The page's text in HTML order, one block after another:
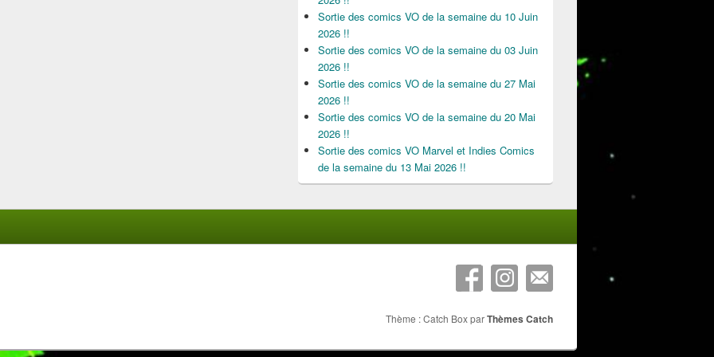
Sortie des comics VO de la semaine du 10 Juin
2026 !!
Sortie des comics VO de la semaine du 03 Juin
2026 !!
Sortie des comics VO de la semaine du 27 Mai
2026 !!
Sortie des comics VO de la semaine du 20 Mai
2026 !!
Sortie des comics VO Marvel et Indies Comics
de la semaine du 13 Mai 2026 !!
Thème : Catch Box parThèmes Catch